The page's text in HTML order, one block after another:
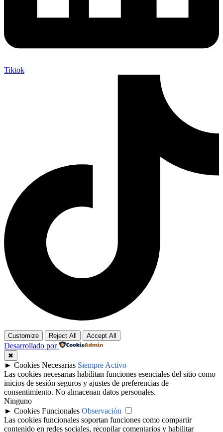
Tiktok
Customize Reject All Accept All
Desarrollado por
✖
► Cookies Necesarias Siempre Activo
Las cookies necesarias habilitan funciones esenciales del sitio como
inicios de sesión seguros y ajustes de preferencias de
consentimiento. No almacenan datos personales.
Ninguno
► Cookies Funcionales Observación
Las cookies funcionales soportan funciones como compartir
contenido en redes sociales, recopilar comentarios y habilitar